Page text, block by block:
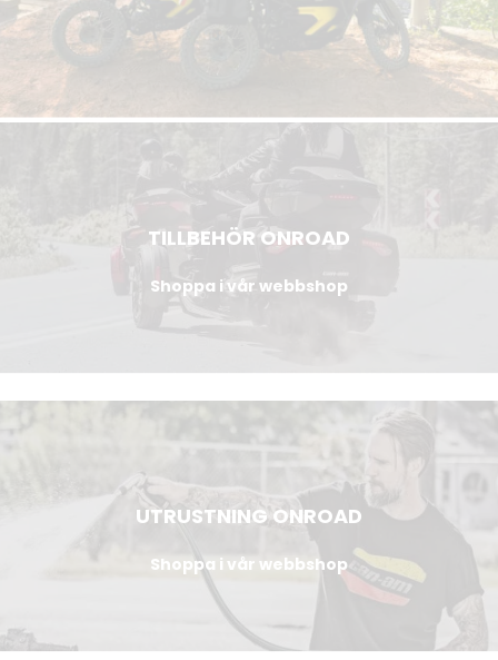
TILLBEHÖR ONROAD
Shoppa i vår webbshop
UTRUSTNING ONROAD
Shoppa i vår webbshop